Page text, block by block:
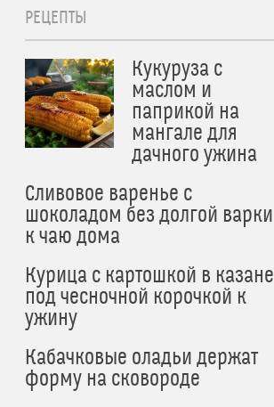
РЕЦЕПТЫ
Кукуруза с
маслом и
паприкой на
мангале для
дачного ужина
Сливовое варенье с
шоколадом без долгой варки
к чаю дома
Курица с картошкой в казане
под чесночной корочкой к
ужину
Кабачковые оладьи держат
форму на сковороде